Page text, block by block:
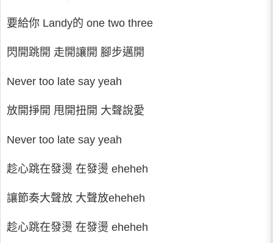
要給你 Landy的 one two three
閃開跳開 走開讓開 腳步邁開
Never too late say yeah
放開掙開 甩開扭開 大聲說愛
Never too late say yeah
趁心跳在發燙 在發燙 eheheh
讓節奏大聲放 大聲放eheheh
趁心跳在發燙 在發燙 eheheh